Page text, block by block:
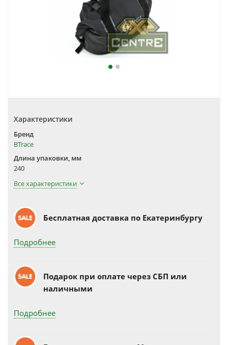
Характеристики
Бренд
BTrace
Длина упаковки, мм
240
Все характеристики
Бесплатная доставка по Екатеринбургу
Подробнее
Подарок при оплате через СБП или
наличными
Подробнее